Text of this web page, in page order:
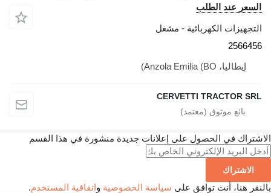
السعر عند الطلب
التجهيزات الكهربائية - مشغل
2566456
إيطاليا، Anzola Emilia (BO)
CERVETTI TRACTOR SRL
الاشتراك في الحصول على إعلانات جديدة منشورة في هذا القسم
الاشتراك
بالنقر هنا، أنت توافق على سياسة الخصوصية واتفاقية المستخدم.